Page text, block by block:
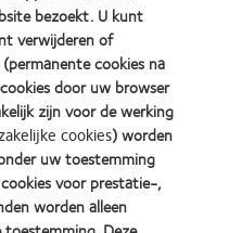
leidend zijn”.
lens, net als Bio-
lens voor ons.
multifocal het erg
18 maanden uit, in andere
proberen meer mensen
tevreden over de groei”.
bezoekt. U kunt
verwijderen of
cookies na
door uw browser
zijn voor de werking
cookies) worden
uw toestemming
voor prestatie-,
worden alleen